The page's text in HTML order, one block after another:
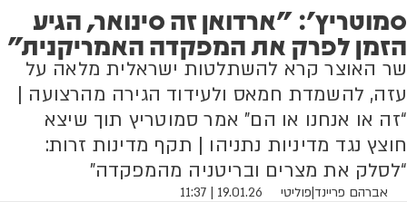
סמוטריץ': "ארדואן זה סינואר, הגיע
הזמן לפרק את המפקדה האמריקנית"
שר האוצר קרא להשתלטות ישראלית מלאה על
עזה, להשמדת חמאס ולעידוד הגירה מהרצועה |
“זה או אנחנו או הם” אמר סמוטריץ תוך שיצא
חוצץ נגד מדיניות נתניהו | תקף מדינות זרות:
“לסלק את מצרים ובריטניה מהמפקדה”
אברהם פריינד|פוליטי 19.01.26 | 11:37